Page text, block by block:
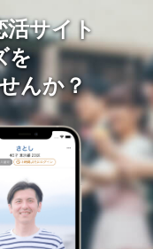
活サイト
を
んか？